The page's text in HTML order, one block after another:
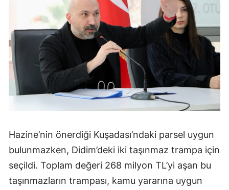
Hazine’nin önerdiği Kuşadası’ndaki parsel uygun
bulunmazken, Didim’deki iki taşınmaz trampa için
seçildi. Toplam değeri 268 milyon TL’yi aşan bu
taşınmazların trampası, kamu yararına uygun